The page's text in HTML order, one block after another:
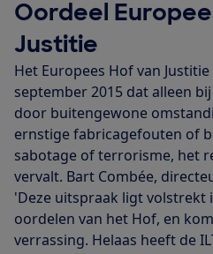
Oordeel
Justitie
Het Europees Hof van
september 2015 dat alleen
door buitengewone
ernstige fabricagefouten of
sabotage of terrorisme, het
vervalt. Bart Combée,
'Deze uitspraak ligt volstrekt
oordelen van het Hof, en
verrassing. Helaas heeft de